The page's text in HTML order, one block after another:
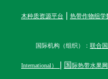
木种质资源平台 热带作物组学
国际机构（组织）： 联合
International） 国际热带水果网